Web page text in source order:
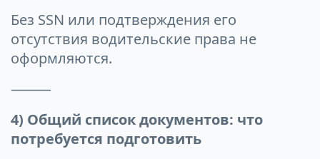
Без SSN или подтверждения его
отсутствия водительские права не
оформляются.
⸻
4) Общий список документов: что
потребуется подготовить